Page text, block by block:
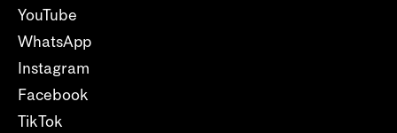
YouTube
WhatsApp
Instagram
Facebook
TikTok